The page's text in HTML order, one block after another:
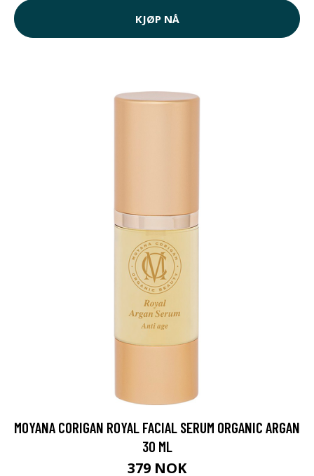
KJØP NÅ
MOYANA CORIGAN ROYAL FACIAL SERUM ORGANIC ARGAN
30 ML
379 NOK